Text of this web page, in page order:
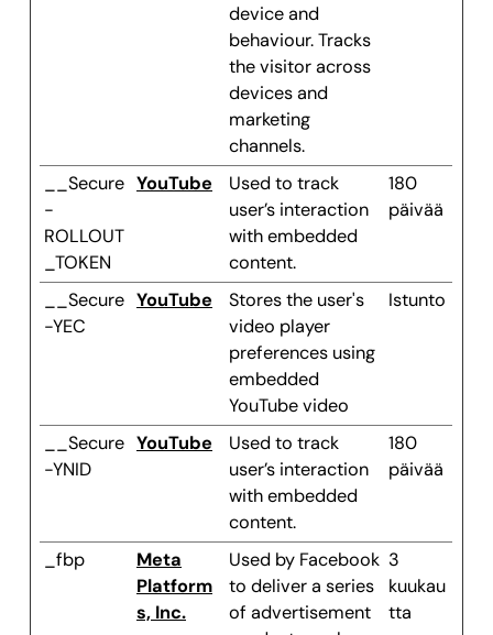
device and
behaviour. Tracks
the visitor across
devices and
marketing
channels.
__Secure
-
ROLLOUT
_TOKEN
YouTube
Used to track
user’s interaction
with embedded
content.
180
päivää
__Secure
-YEC
YouTube
Stores the user's
video player
preferences using
embedded
YouTube video
Istunto
__Secure
-YNID
YouTube
Used to track
user’s interaction
with embedded
content.
180
päivää
_fbp
Meta
Platform
s, Inc.
Used by Facebook
to deliver a series
of advertisement
3
kuukau
tta